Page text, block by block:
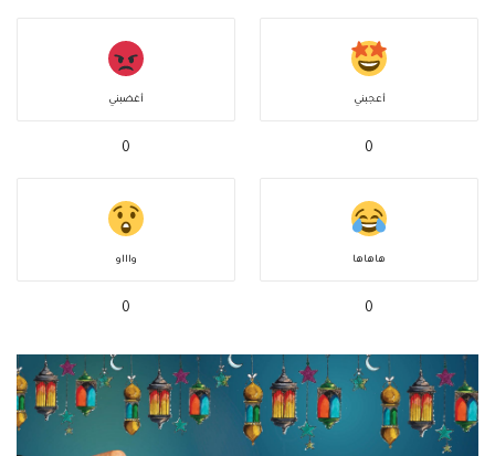
أعجبني
0
أغضبني
0
هاهاها
0
واااو
0